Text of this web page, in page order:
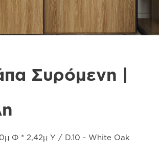
Συρόμενη |
Φ * 2,42μ Υ / D.10 - White Oak